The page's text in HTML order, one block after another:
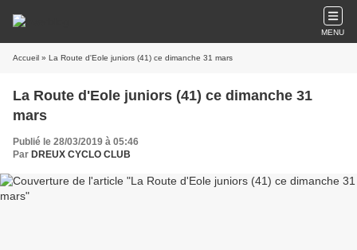
MENU
Accueil » La Route d'Eole juniors (41) ce dimanche 31 mars
La Route d'Eole juniors (41) ce dimanche 31
mars
Publié le 28/03/2019 à 05:46
Par DREUX CYCLO CLUB